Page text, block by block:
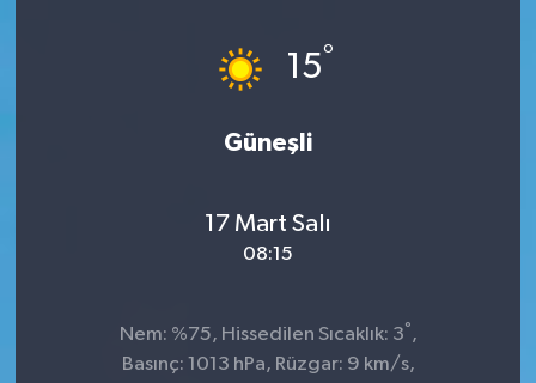
15°
Güneşli
17 Mart Salı
08:15
Nem: %75, Hissedilen Sıcaklık: 3° ,
Basınç: 1013 hPa, Rüzgar: 9 km/s,